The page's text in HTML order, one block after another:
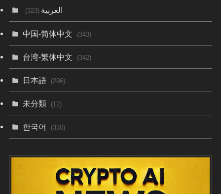
العربية(323)
中国-简体中文 (343)
台湾-繁体中文 (342)
日本語 (296)
未分類 (12)
한국어 (330)